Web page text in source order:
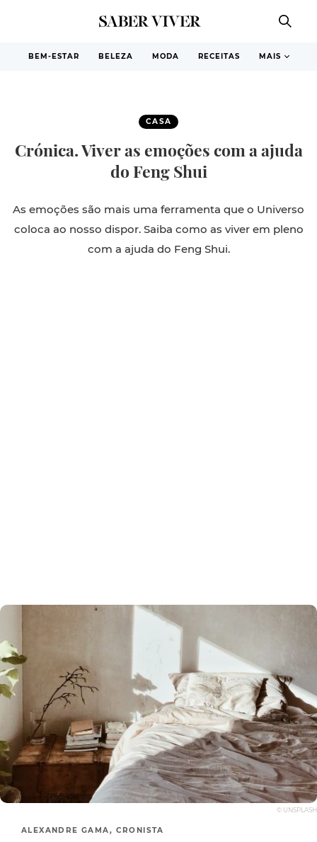
BEM-ESTAR BELEZA MODA RECEITAS MAIS
CASA
Crónica. Viver as emoções com a ajuda
do Feng Shui
As emoções são mais uma ferramenta que o Universo
coloca ao nosso dispor. Saiba como as viver em pleno
com a ajuda do Feng Shui.
© UNSPLASH
ALEXANDRE GAMA, CRONISTA